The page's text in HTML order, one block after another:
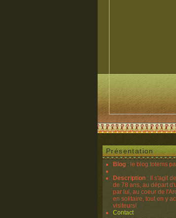
Présentation
Blog : le blog totems
Description : Il s'agit
de 78 ans, au départ
par lui, au coeur de
en solitaire, tout en y
visiteurs!
Contact